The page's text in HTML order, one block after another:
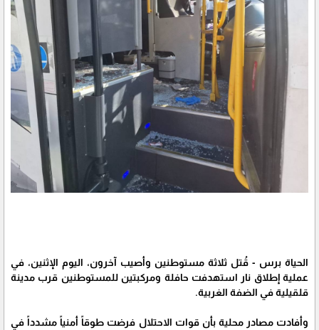
الحياة برس - قُتل ثلاثة مستوطنين وأصيب آخرون، اليوم الإثنين، في
عملية إطلاق نار استهدفت حافلة ومركبتين للمستوطنين قرب مدينة
قلقيلية في الضفة الغربية.
وأفادت مصادر محلية بأن قوات الاحتلال فرضت طوقاً أمنياً مشدداً في